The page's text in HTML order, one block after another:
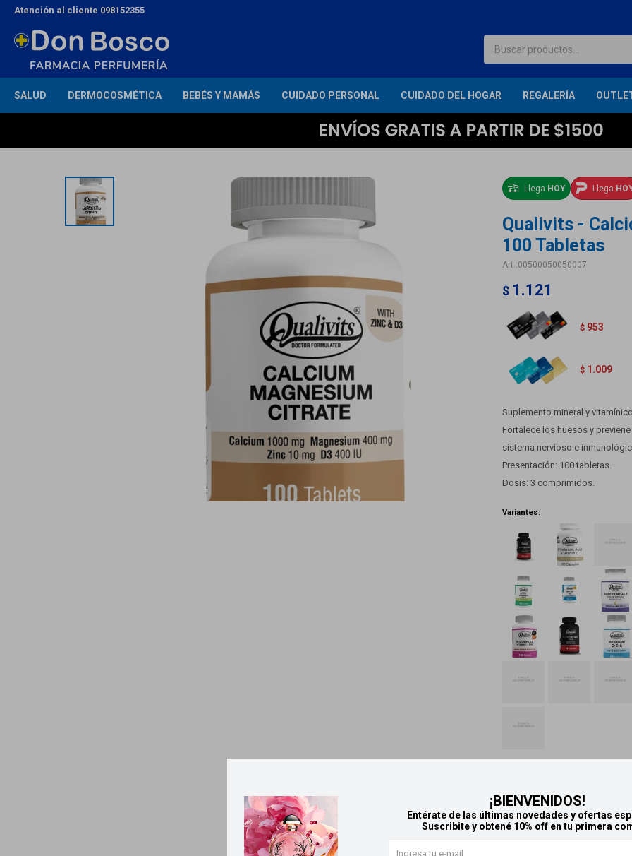
¡BIENVENIDOS!
Entérate de las últimas novedades y ofertas
Suscribite y obtené 10% off en tu primera
SALUD DERMOCOSMÉTICA BEBÉS Y MAMÁS CUIDADO PERSONAL CUIDADO DEL HOGAR REGALERÍA
Atención al cliente 098152355
Llega HOY Llega
Qualivits -
100 Tabletas
00500050050007
$ 1.121
$ 953
$ 1.009
Suplemento mineral y
Fortalece los huesos y
sistema nervioso e
Presentación: 100 tabletas.
Dosis: 3 comprimidos.
Variantes:
Métodos y costos de envío